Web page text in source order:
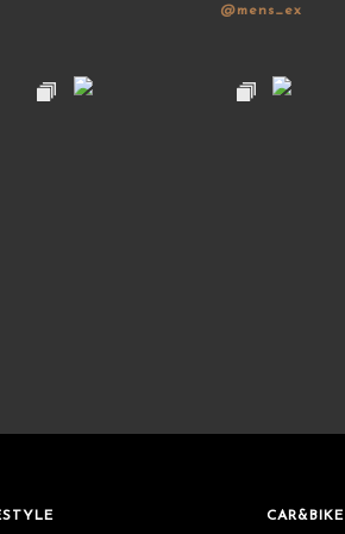
@mens_ex
CAR&BIKE